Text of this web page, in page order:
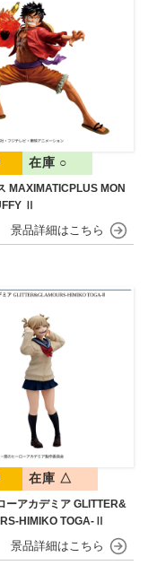
MAXIMATICPLUS MON
Ⅱ
在庫 ○
ーアカデミア GLITTER&
HIMIKO TOGA-Ⅱ
在庫 △